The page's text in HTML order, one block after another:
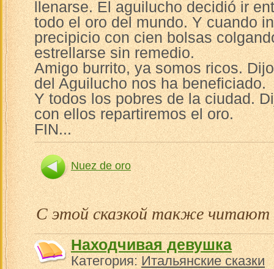
llenarse. El aguilucho decidió ir
todo el oro del mundo. Y cuando
precipicio con cien bolsas
estrellarse sin remedio.
Amigo burrito, ya somos ricos.
del Aguilucho nos ha beneficiado.
Y todos los pobres de la ciudad.
con ellos repartiremos el oro.
FIN...
Nuez de oro
С этой сказкой также читают
Находчивая девушка
Категория:Итальянские сказки